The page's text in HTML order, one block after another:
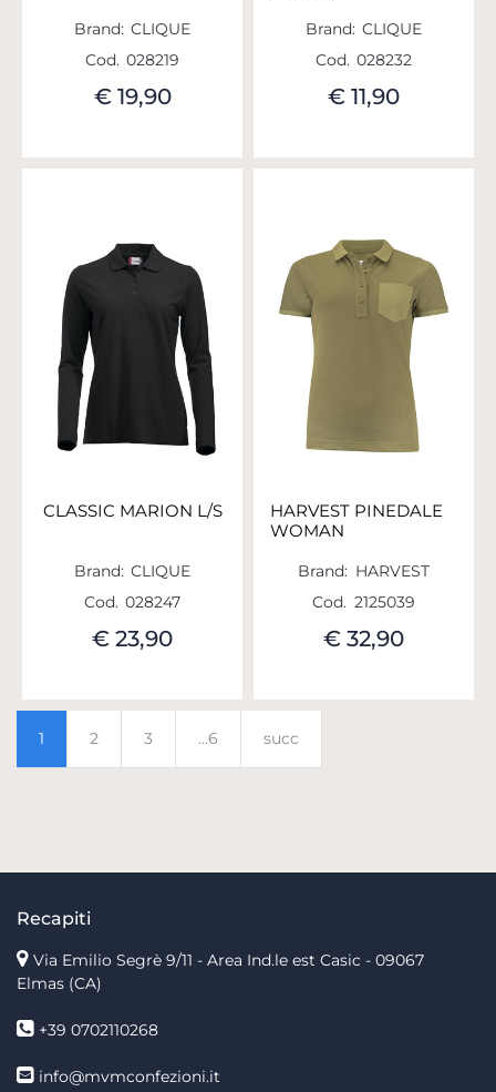
Brand: CLIQUE
Cod. 028219
€ 19,90
Brand: CLIQUE
Cod. 028232
€ 11,90
CLASSIC MARION L/S
Brand: CLIQUE
Cod. 028247
€ 23,90
HARVEST PINEDALE
WOMAN
Brand: HARVEST
Cod. 2125039
€ 32,90
1 2 3 ...6 succ
Recapiti
Via Emilio Segrè 9/11 - Area Ind.le est Casic - 09067
Elmas (CA)
+39 0702110268
info@mvmconfezioni.it